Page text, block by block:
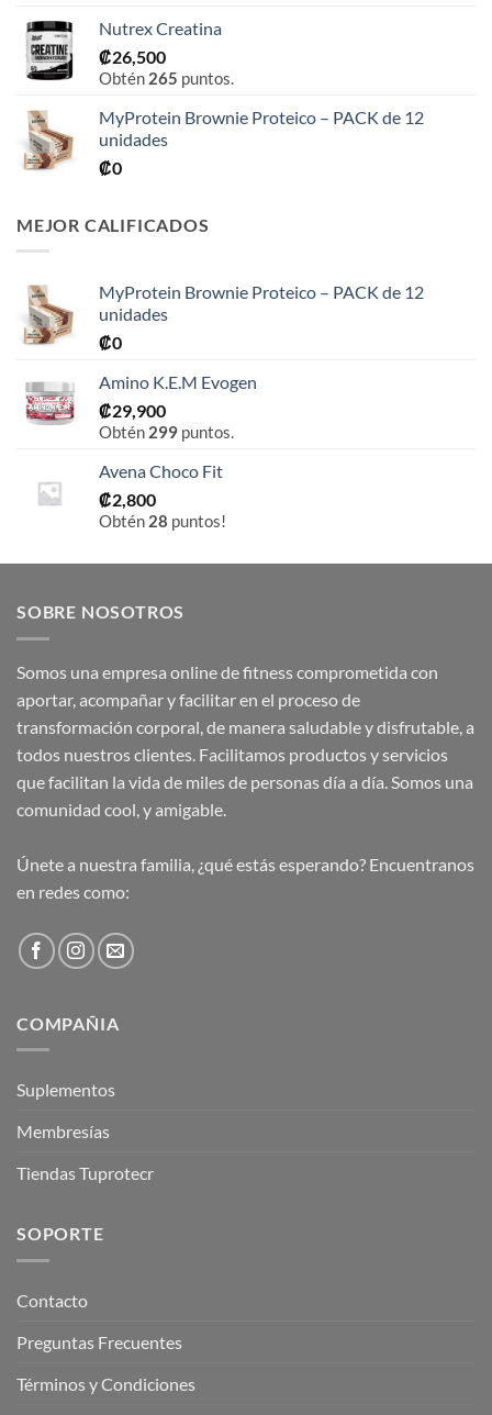
Nutrex Creatina
₡26,500
Obtén 265 puntos.
MyProtein Brownie Proteico – PACK de 12
unidades
₡0
MEJOR CALIFICADOS
MyProtein Brownie Proteico – PACK de 12
unidades
₡0
Amino K.E.M Evogen
₡29,900
Obtén 299 puntos.
Avena Choco Fit
₡2,800
Obtén 28 puntos!
SOBRE NOSOTROS
Somos una empresa online de fitness comprometida con
aportar, acompañar y facilitar en el proceso de
transformación corporal, de manera saludable y disfrutable, a
todos nuestros clientes. Facilitamos productos y servicios
que facilitan la vida de miles de personas día a día. Somos una
comunidad cool, y amigable.
Únete a nuestra familia, ¿qué estás esperando? Encuentranos
en redes como:
COMPAÑIA
Suplementos
Membresías
Tiendas Tuprotecr
SOPORTE
Contacto
Preguntas Frecuentes
Términos y Condiciones